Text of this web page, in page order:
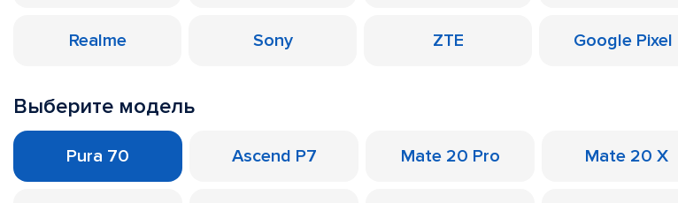
Realme Sony ZTE Google Pixel
Выберите модель
Pura 70 Ascend P7 Mate 20 Pro Mate 20 X